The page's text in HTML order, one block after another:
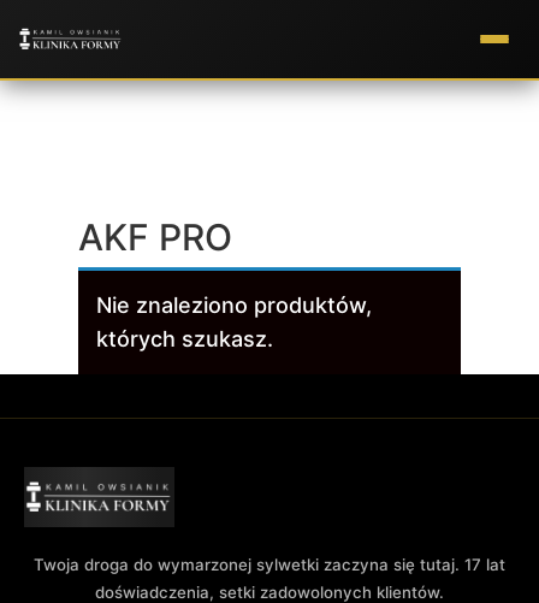
AKF PRO
Nie znaleziono produktów,
których szukasz.
Twoja droga do wymarzonej sylwetki zaczyna się tutaj. 17 lat
doświadczenia, setki zadowolonych klientów.